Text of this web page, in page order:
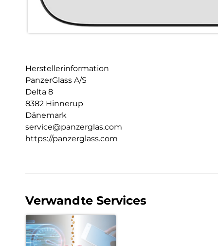
Herstellerinformation
PanzerGlass A/S
Delta 8
8382 Hinnerup
Dänemark
service@panzerglas.com
https://panzerglass.com
Verwandte Services